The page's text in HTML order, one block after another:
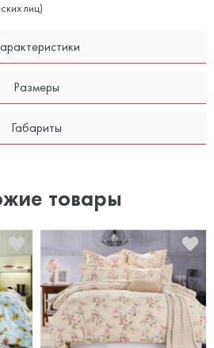
лиц)
Размеры
Габариты
товары